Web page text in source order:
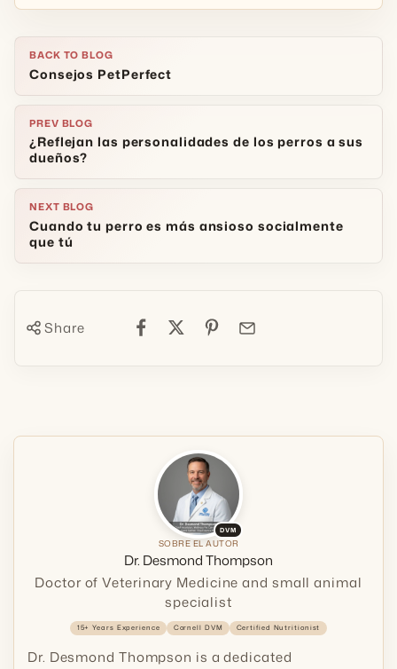
BACK TO BLOG
Consejos PetPerfect
PREV BLOG
¿Reflejan las personalidades de los perros a sus
dueños?
NEXT BLOG
Cuando tu perro es más ansioso socialmente
que tú
Share
DVM
SOBRE EL AUTOR
Dr. Desmond Thompson
Doctor of Veterinary Medicine and small animal
specialist
15+ Years Experience Cornell DVM Certified Nutritionist
Dr. Desmond Thompson is a dedicated